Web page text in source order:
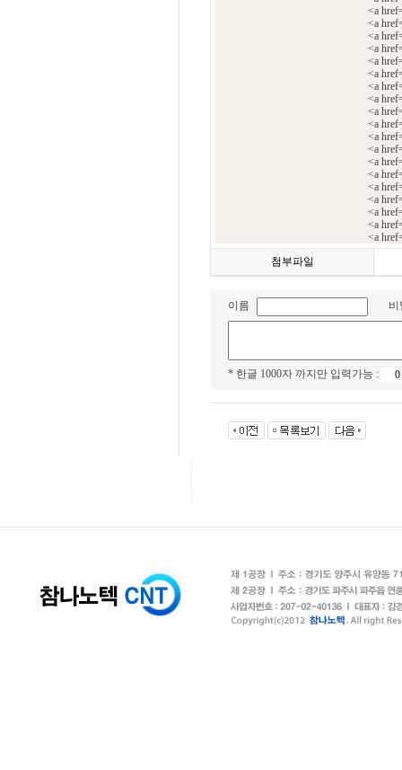
<a
<a
<a
<a
<a
<a
<a
<a
<a
<a
<a
<a
<a
<a
<a
<a
<a
<a
<a
첨부파일
이름
* 한글 1000자 까지만 입력가능 :